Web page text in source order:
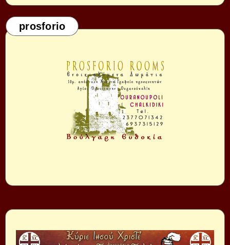
prosforio